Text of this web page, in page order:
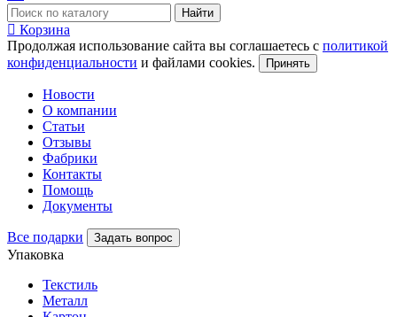
Найти
Корзина
Продолжая использование сайта вы соглашаетесь с политикой
конфиденциальности и файлами cookies. Принять
Новости
О компании
Статьи
Отзывы
Фабрики
Контакты
Помощь
Документы
Все подарки Задать вопрос
Упаковка
Текстиль
Металл